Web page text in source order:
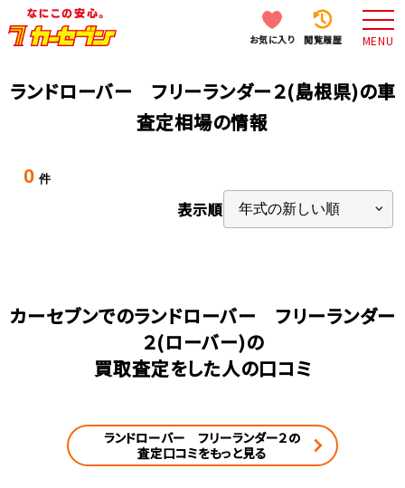
お気に入り 閲覧履歴 MENU
ランドローバー フリーランダー２(島根県)の車
査定相場の情報
0 件
表示順
カーセブンでのランドローバー フリーランダー
２(ローバー)の
買取査定をした人の口コミ
ランドローバー フリーランダー２の
査定口コミをもっと見る